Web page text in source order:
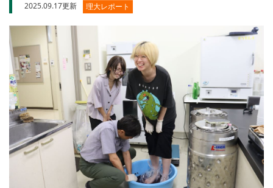
2025.09.17更新 理大レポート